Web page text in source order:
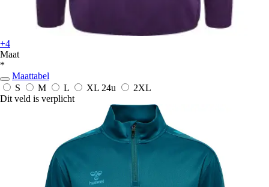
+4
Maat
*
Maattabel
S
M L XL 24u
2XL
Dit veld is verplicht